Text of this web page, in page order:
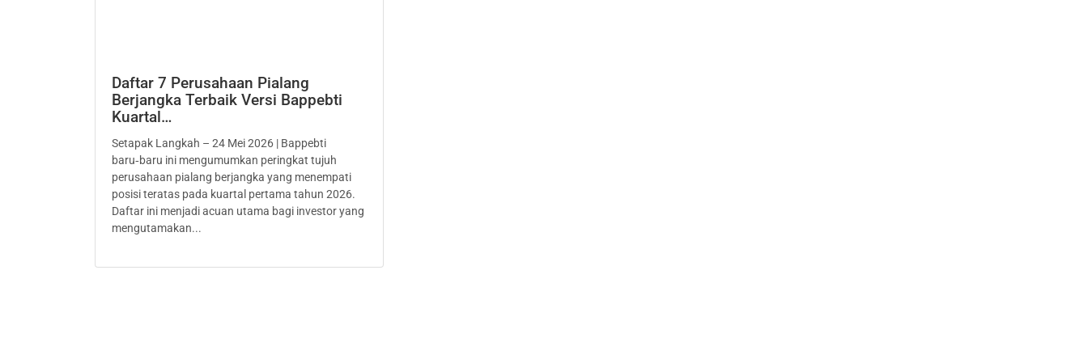
Daftar 7 Perusahaan Pialang
Berjangka Terbaik Versi Bappebti
Kuartal…
Setapak Langkah – 24 Mei 2026 | Bappebti
baru‑baru ini mengumumkan peringkat tujuh
perusahaan pialang berjangka yang menempati
posisi teratas pada kuartal pertama tahun 2026.
Daftar ini menjadi acuan utama bagi investor yang
mengutamakan...